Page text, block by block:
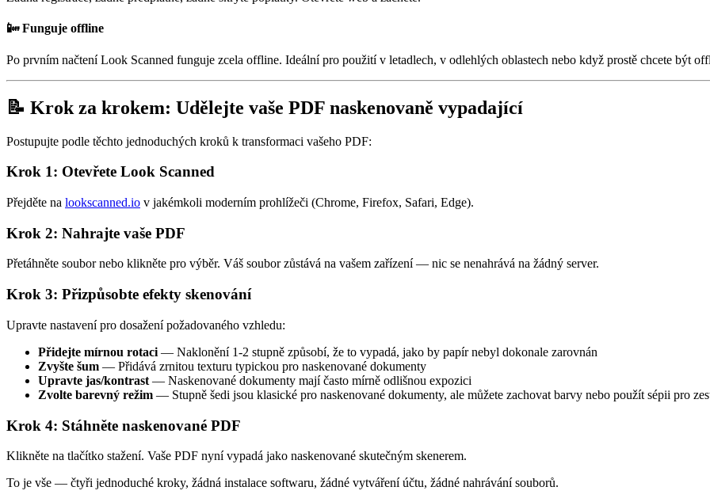
📴 Funguje offline
Po prvním načtení Look Scanned funguje zcela offline. Ideální pro použití v letadlech, v odlehlých oblastech nebo když prostě chcete být
📝 Krok za krokem: Udělejte vaše PDF naskenovaně vypadající
Postupujte podle těchto jednoduchých kroků k transformaci vašeho PDF:
Krok 1: Otevřete Look Scanned
Přejděte na lookscanned.io v jakémkoli moderním prohlížeči (Chrome, Firefox, Safari, Edge).
Krok 2: Nahrajte vaše PDF
Přetáhněte soubor nebo klikněte pro výběr. Váš soubor zůstává na vašem zařízení — nic se nenahrává na žádný server.
Krok 3: Přizpůsobte efekty skenování
Upravte nastavení pro dosažení požadovaného vzhledu:
Přidejte mírnou rotaci — Naklonění 1-2 stupně způsobí, že to vypadá, jako by papír nebyl dokonale zarovnán
Zvyšte šum — Přidává zrnitou texturu typickou pro naskenované dokumenty
Upravte jas/kontrast — Naskenované dokumenty mají často mírně odlišnou expozici
Zvolte barevný režim — Stupně šedi jsou klasické pro naskenované dokumenty, ale můžete zachovat barvy nebo použít sépii pro
Krok 4: Stáhněte naskenované PDF
Klikněte na tlačítko stažení. Vaše PDF nyní vypadá jako naskenované skutečným skenerem.
To je vše — čtyři jednoduché kroky, žádná instalace softwaru, žádné vytváření účtu, žádné nahrávání souborů.